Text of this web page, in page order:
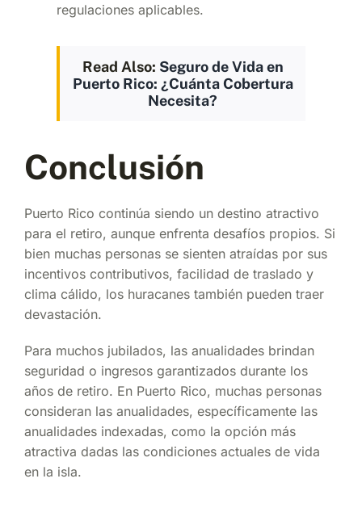
regulaciones aplicables.
Read Also: Seguro de Vida en
Puerto Rico: ¿Cuánta Cobertura
Necesita?
Conclusión
Puerto Rico continúa siendo un destino atractivo
para el retiro, aunque enfrenta desafíos propios. Si
bien muchas personas se sienten atraídas por sus
incentivos contributivos, facilidad de traslado y
clima cálido, los huracanes también pueden traer
devastación.
Para muchos jubilados, las anualidades brindan
seguridad o ingresos garantizados durante los
años de retiro. En Puerto Rico, muchas personas
consideran las anualidades, específicamente las
anualidades indexadas, como la opción más
atractiva dadas las condiciones actuales de vida
en la isla.